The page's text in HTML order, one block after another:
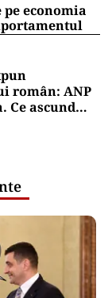
de
la Eforie
familia și
decât în
3 euro, cină
economia